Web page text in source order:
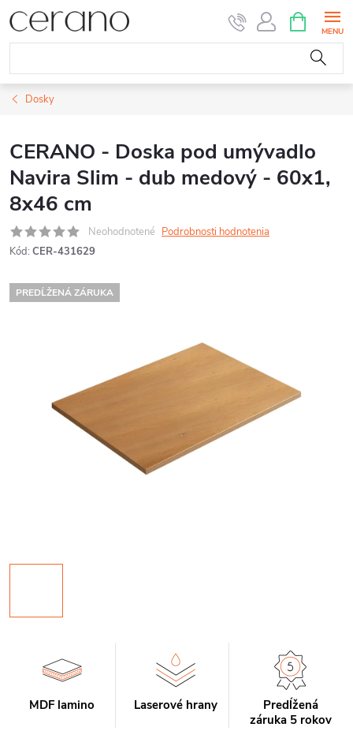
Prejsť
na
obsah
KOŠÍK
Dosky
CERANO - Doska pod umývadlo
Navira Slim - dub medový - 60x1,
8x46 cm
Neohodnotené Podrobnosti hodnotenia
Kód: CER-431629
PREDĹŽENÁ ZÁRUKA
MDF lamino Laserové hrany
Predĺžená
záruka 5 rokov